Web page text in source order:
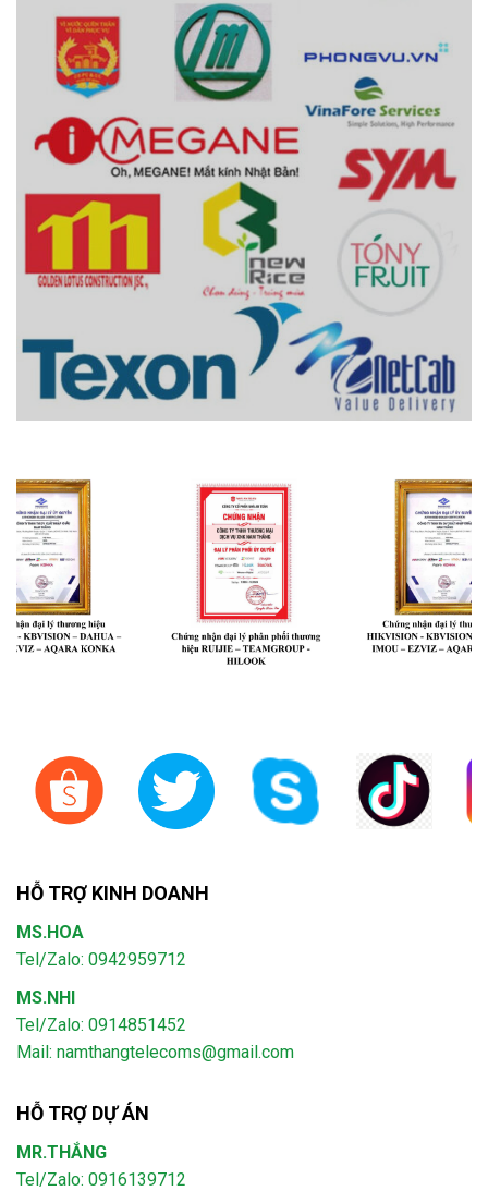
HỖ TRỢ KINH DOANH
MS.HOA
Tel/Zalo: 0942959712
MS.NHI
Tel/Zalo: 0914851452
Mail: namthangtelecoms@gmail.com
HỖ TRỢ DỰ ÁN
MR.THẮNG
Tel/Zalo: 0916139712